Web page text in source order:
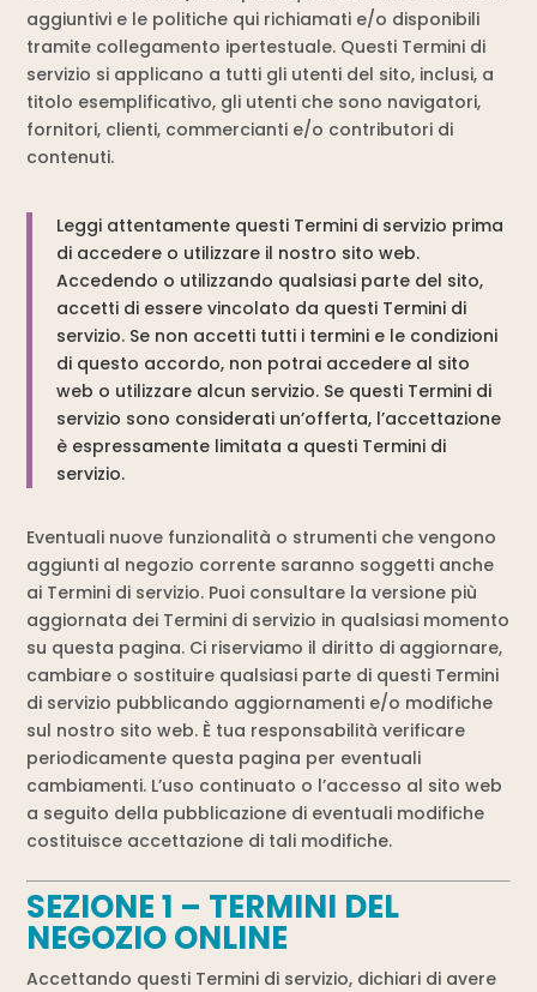
aggiuntivi e le politiche qui richiamati e/o disponibili
tramite collegamento ipertestuale. Questi Termini di
servizio si applicano a tutti gli utenti del sito, inclusi, a
titolo esemplificativo, gli utenti che sono navigatori,
fornitori, clienti, commercianti e/o contributori di
contenuti.
Leggi attentamente questi Termini di servizio prima
di accedere o utilizzare il nostro sito web.
Accedendo o utilizzando qualsiasi parte del sito,
accetti di essere vincolato da questi Termini di
servizio. Se non accetti tutti i termini e le condizioni
di questo accordo, non potrai accedere al sito
web o utilizzare alcun servizio. Se questi Termini di
servizio sono considerati un’offerta, l’accettazione
è espressamente limitata a questi Termini di
servizio.
Eventuali nuove funzionalità o strumenti che vengono
aggiunti al negozio corrente saranno soggetti anche
ai Termini di servizio. Puoi consultare la versione più
aggiornata dei Termini di servizio in qualsiasi momento
su questa pagina. Ci riserviamo il diritto di aggiornare,
cambiare o sostituire qualsiasi parte di questi Termini
di servizio pubblicando aggiornamenti e/o modifiche
sul nostro sito web. È tua responsabilità verificare
periodicamente questa pagina per eventuali
cambiamenti. L’uso continuato o l’accesso al sito web
a seguito della pubblicazione di eventuali modifiche
costituisce accettazione di tali modifiche.
SEZIONE 1 – TERMINI DEL
NEGOZIO ONLINE
Accettando questi Termini di servizio, dichiari di avere